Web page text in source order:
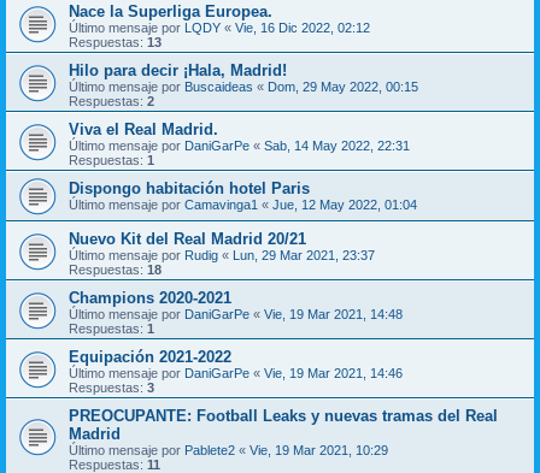
Nace la Superliga Europea.
Último mensaje por LQDY « Vie, 16 Dic 2022, 02:12
Respuestas: 13
Hilo para decir ¡Hala, Madrid!
Último mensaje por Buscaideas « Dom, 29 May 2022, 00:15
Respuestas: 2
Viva el Real Madrid.
Último mensaje por DaniGarPe « Sab, 14 May 2022, 22:31
Respuestas: 1
Dispongo habitación hotel Paris
Último mensaje por Camavinga1 « Jue, 12 May 2022, 01:04
Nuevo Kit del Real Madrid 20/21
Último mensaje por Rudig « Lun, 29 Mar 2021, 23:37
Respuestas: 18
Champions 2020-2021
Último mensaje por DaniGarPe « Vie, 19 Mar 2021, 14:48
Respuestas: 1
Equipación 2021-2022
Último mensaje por DaniGarPe « Vie, 19 Mar 2021, 14:46
Respuestas: 3
PREOCUPANTE: Football Leaks y nuevas tramas del Real
Madrid
Último mensaje por Pablete2 « Vie, 19 Mar 2021, 10:29
Respuestas: 11